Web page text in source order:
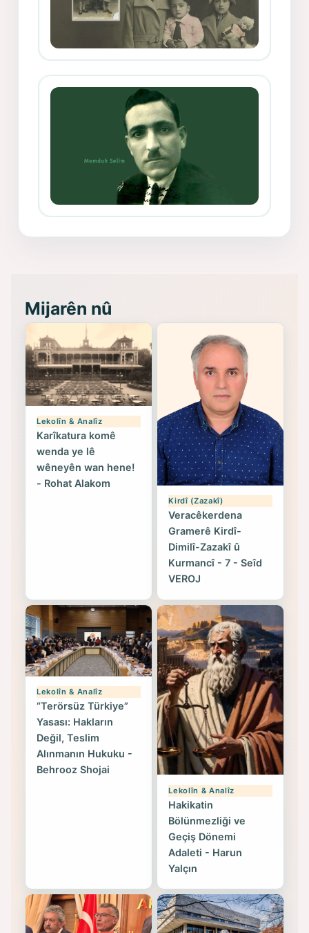
(Hoybun)’un Kuruluş Çalışmaları- 8
Mijarên nû
Lekolîn & Analîz
Karîkatura komê
wenda ye lê
wêneyên wan hene!
- Rohat Alakom
Kirdî (Zazakî)
Veracêkerdena
Gramerê Kirdî-
Dimilî-Zazakî û
Kurmancî - 7 - Seîd
VEROJ
Lekolîn & Analîz
“Terörsüz Türkiye”
Yasası: Hakların
Değil, Teslim
Alınmanın Hukuku -
Behrooz Shojai
Lekolîn & Analîz
Hakikatin
Bölünmezliği ve
Geçiş Dönemi
Adaleti - Harun
Yalçın